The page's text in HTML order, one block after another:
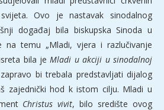
Ovo je nastavak sinodalnog
događaj bila biskupska Sinoda u
na temu „Mladi, vjera i razlučivanje
bila jeMladi u akciji u sinodalnoj
bi trebala predstavljati dijalog
zajednički hod k istom cilju. Mladi u
Christus vivit, bilo središte ovog